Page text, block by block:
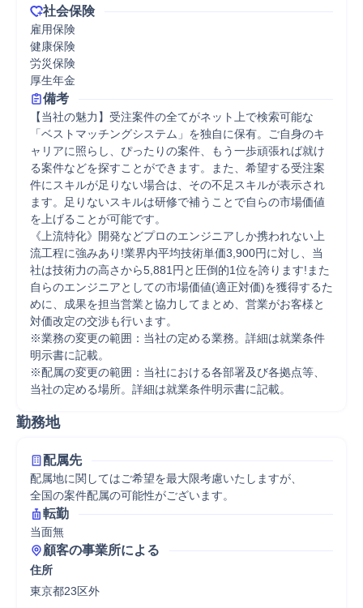
社会保険
雇用保険
健康保険
労災保険
厚生年金
備考
【当社の魅力】受注案件の全てがネット上で検索可能な
「ベストマッチングシステム」を独自に保有。ご自身のキ
ャリアに照らし、ぴったりの案件、もう一歩頑張れば就け
る案件などを探すことができます。また、希望する受注案
件にスキルが足りない場合は、その不足スキルが表示され
ます。足りないスキルは研修で補うことで自らの市場価値
を上げることが可能です。
《上流特化》開発などプロのエンジニアしか携われない上
流工程に強みあり!業界内平均技術単価3,900円に対し、当
社は技術力の高さから5,881円と圧倒的1位を誇ります!また
自らのエンジニアとしての市場価値(適正対価)を獲得するた
めに、成果を担当営業と協力してまとめ、営業がお客様と
対価改定の交渉も行います。
※業務の変更の範囲：当社の定める業務。詳細は就業条件
明示書に記載。
※配属の変更の範囲：当社における各部署及び各拠点等、
当社の定める場所。詳細は就業条件明示書に記載。
勤務地
配属先
配属地に関してはご希望を最大限考慮いたしますが、
全国の案件配属の可能性がございます。
転勤
当面無
顧客の事業所による
住所
東京都23区外